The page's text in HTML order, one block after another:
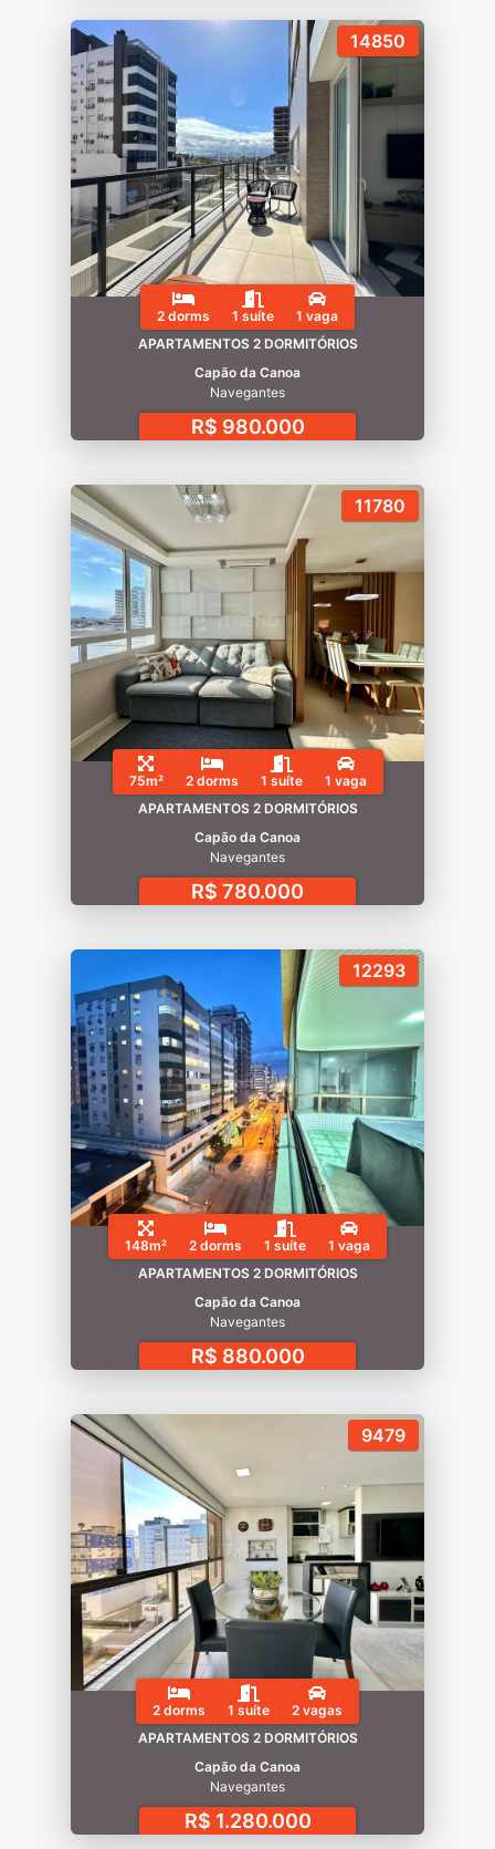
14850
2 dorms 1 suíte
1 vaga
APARTAMENTOS 2 DORMITÓRIOS
Capão da Canoa
Navegantes
R$ 980.000
11780
75m² 2 dorms 1 suíte
1 vaga
APARTAMENTOS 2 DORMITÓRIOS
Capão da Canoa
Navegantes
R$ 780.000
12293
148m² 2 dorms 1 suíte
1 vaga
APARTAMENTOS 2 DORMITÓRIOS
Capão da Canoa
Navegantes
R$ 880.000
9479
2 dorms 1 suíte
2 vagas
APARTAMENTOS 2 DORMITÓRIOS
Capão da Canoa
Navegantes
R$ 1.280.000